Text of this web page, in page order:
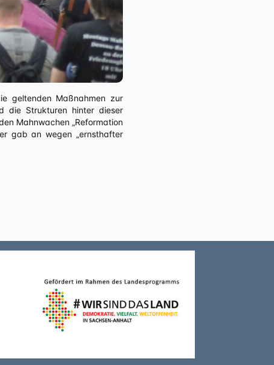
geltenden Maßnahmen zur
die Strukturen hinter dieser
Mahnwachen „Reformation
gab an wegen „ernsthafter